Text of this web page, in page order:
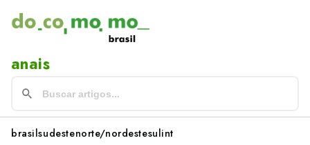
anais
brasilsudestenorte/nordestesulint